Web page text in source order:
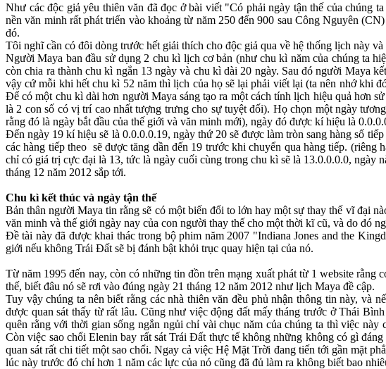
Như các độc giả yêu thiên văn đã đọc ở bài viết "Có phải ngày tận thế của chúng
nền văn minh rất phát triển vào khoảng từ năm 250 đến 900 sau Công Nguyên
đó.
Tôi nghĩ cần có đôi dòng trước hết giải thích cho độc giả qua về hệ thống lịch này
Người Maya ban đầu sử dụng 2 chu kì lịch cơ bản (như chu kì năm của chúng ta
còn chia ra thành chu kì ngắn 13 ngày và chu kì dài 20 ngày. Sau đó người Maya
vậy cứ mỗi khi hết chu kì 52 năm thì lịch của họ sẽ lại phải viết lại (ta nên nhớ khi
Để có một chu kì dài hơn người Maya sáng tạo ra một cách tính lịch hiệu quả hơn
là 2 con số có vị trí cao nhất tượng trưng cho sự tuyệt đối). Họ chọn một ngày
rằng đó là ngày bắt đầu của thế giới và văn minh mới), ngày đó được kí hiệu là
Đến ngày 19 kí hiệu sẽ là 0.0.0.0.19, ngày thứ 20 sẽ được làm tròn sang hàng số
các hàng tiếp theo sẽ được tăng dần đến 19 trước khi chuyển qua hàng tiếp.
chỉ có giá trị cực đại là 13, tức là ngày cuối cùng trong chu kì sẽ là 13.0.0.0.0,
tháng 12 năm 2012 sắp tới.
Chu kì kết thúc và ngày tận thế
Bản thân người Maya tin rằng sẽ có một biến đổi to lớn hay một sự thay thế vĩ đại
văn minh và thế giới ngày nay của con người thay thế cho một thời kĩ cũ, và do đó
Đề tài này đã được khai thác trong bộ phim năm 2007 "Indiana Jones and the
giới nếu không Trái Đất sẽ bị đánh bật khỏi trục quay hiện tại của nó.
Từ năm 1995 đến nay, còn có những tin đồn trên mạng xuất phát từ 1 website
thế, biết đâu nó sẽ rơi vào đúng ngày 21 tháng 12 năm 2012 như lịch Maya đề cập.
Tuy vậy chúng ta nên biết rằng các nhà thiên văn đều phủ nhận thông tin này, và
được quan sát thấy từ rất lâu. Cũng như việc động đất mấy tháng trước ở Thái
quên rằng với thời gian sống ngắn ngủi chỉ vài chục năm của chúng ta thì việc
Còn việc sao chổi Elenin bay rất sát Trái Đất thực tế không những không có gì
quan sát rất chi tiết một sao chổi. Ngay cả việc Hệ Mặt Trời đang tiến tới gần mặt
lúc này trước đó chỉ hơn 1 năm các lực của nó cũng đã đủ làm ra không biết bao